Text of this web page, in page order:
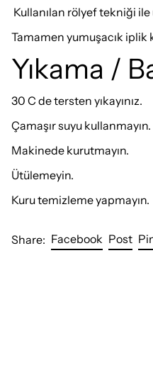
Kullanılan rölyef tekniği
Tamamen yumuşacık iplik
Yıkama /
30 C de tersten yıkayınız.
Çamaşır suyu kullanmayın.
Makinede kurutmayın.
Ütülemeyin.
Kuru temizleme yapmayın.
Share: Facebook Share on
Post